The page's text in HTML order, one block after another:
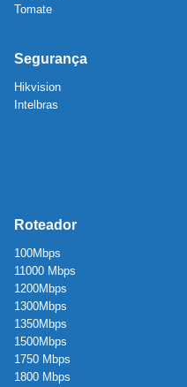
Tomate
Segurança
Hikvision
Intelbras
Roteador
100Mbps
11000 Mbps
1200Mbps
1300Mbps
1350Mbps
1500Mbps
1750 Mbps
1800 Mbps